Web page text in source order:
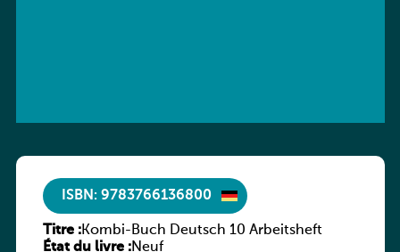
ISBN: 9783766136800
Titre :Kombi-Buch Deutsch 10 Arbeitsheft
État du livre :Neuf